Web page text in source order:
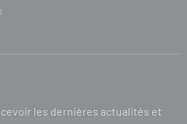
les dernières actualités et